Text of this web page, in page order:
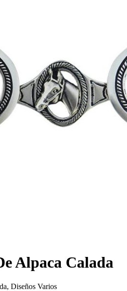
Alpaca Calada
Diseños Varios